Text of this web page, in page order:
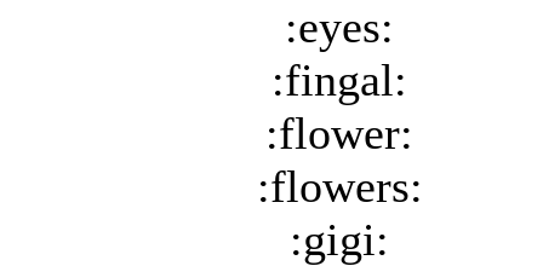
:eyes:
:fingal:
:flower:
:flowers:
:gigi: